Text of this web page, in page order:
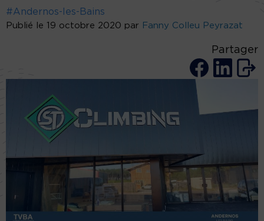
#Andernos-les-Bains
Publié le 19 octobre 2020 par Fanny Colleu Peyrazat
Partager